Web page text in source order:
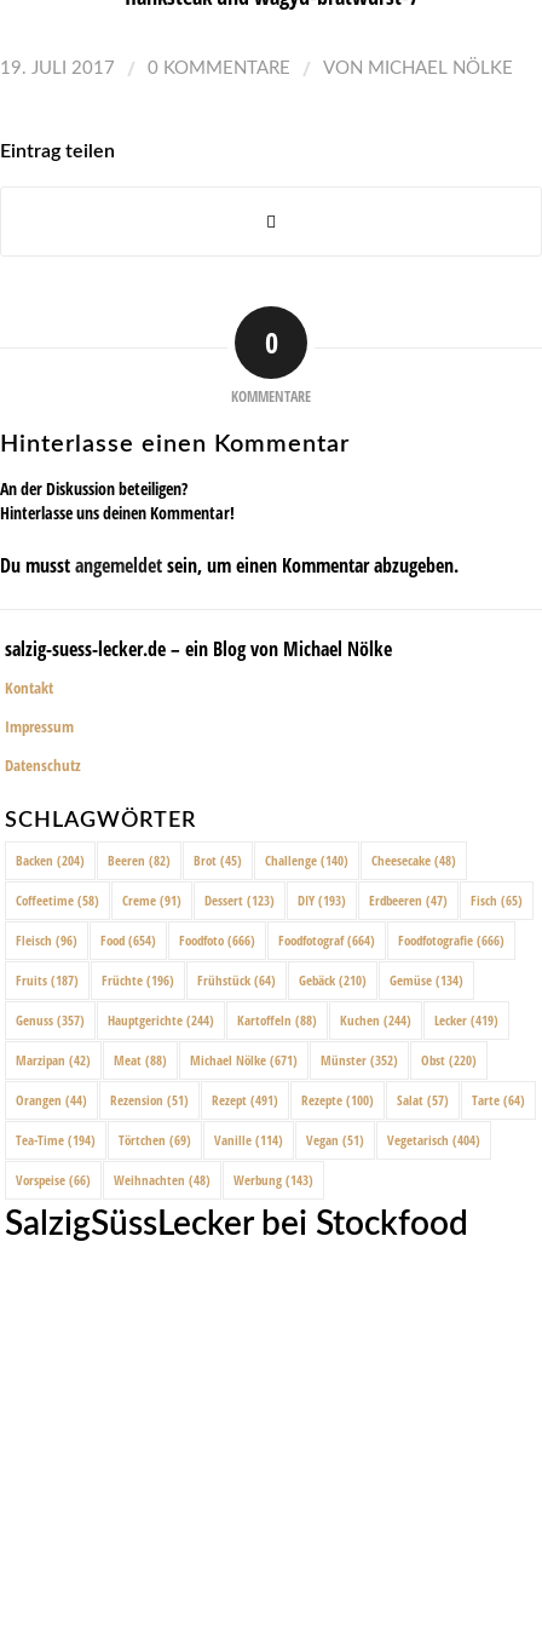
19. JULI 2017 / 0 KOMMENTARE / VON MICHAEL NÖLKE
Eintrag teilen
0
KOMMENTARE
Hinterlasse einen Kommentar
An der Diskussion beteiligen?
Hinterlasse uns deinen Kommentar!
Du musstangemeldetsein, um einen Kommentar abzugeben.
salzig-suess-lecker.de – ein Blog von Michael Nölke
Kontakt
Impressum
Datenschutz
SCHLAGWÖRTER
Backen (204) Beeren (82) Brot (45) Challenge (140) Cheesecake (48)
Coffeetime (58) Creme (91) Dessert (123) DIY (193) Erdbeeren (47) Fisch (65)
Fleisch (96) Food (654) Foodfoto (666) Foodfotograf(664) Foodfotografie (666)
Fruits (187) Früchte (196) Frühstück (64) Gebäck (210) Gemüse (134)
Genuss (357) Hauptgerichte (244) Kartoffeln (88) Kuchen (244) Lecker (419)
Marzipan (42) Meat (88) Michael Nölke (671) Münster (352) Obst (220)
Orangen (44) Rezension (51) Rezept (491) Rezepte (100) Salat (57) Tarte (64)
Tea-Time (194) Törtchen (69) Vanille (114) Vegan (51) Vegetarisch (404)
Vorspeise (66) Weihnachten (48) Werbung (143)
SalzigSüssLecker bei Stockfood